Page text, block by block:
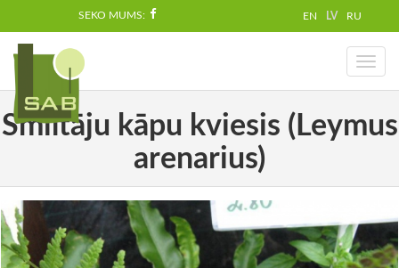
SEKO MUMS: EN LV RU
Toggle
Smiltāju kāpu kviesis (Leymus
arenarius)